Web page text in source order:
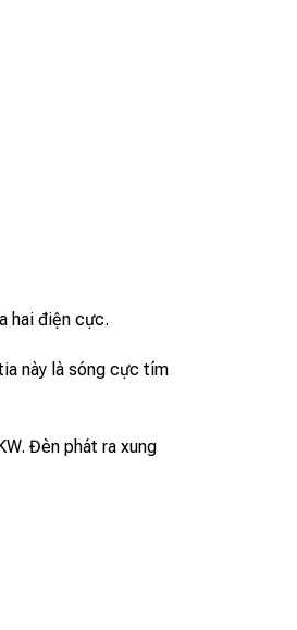
hai điện cực.
này là sóng cực tím
Đèn phát ra xung